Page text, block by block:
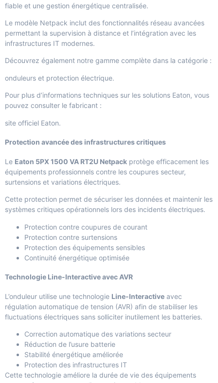
fiable et une gestion énergétique centralisée.
Le modèle Netpack inclut des fonctionnalités réseau avancées
permettant la supervision à distance et l’intégration avec les
infrastructures IT modernes.
Découvrez également notre gamme complète dans la catégorie :
onduleurs et protection électrique.
Pour plus d’informations techniques sur les solutions Eaton, vous
pouvez consulter le fabricant :
site officiel Eaton.
Protection avancée des infrastructures critiques
Le Eaton 5PX 1500 VA RT2U Netpack protège efficacement les
équipements professionnels contre les coupures secteur,
surtensions et variations électriques.
Cette protection permet de sécuriser les données et maintenir les
systèmes critiques opérationnels lors des incidents électriques.
Protection contre coupures de courant
Protection contre surtensions
Protection des équipements sensibles
Continuité énergétique optimisée
Technologie Line-Interactive avec AVR
L’onduleur utilise une technologie Line-Interactive avec
régulation automatique de tension (AVR) afin de stabiliser les
fluctuations électriques sans solliciter inutilement les batteries.
Correction automatique des variations secteur
Réduction de l’usure batterie
Stabilité énergétique améliorée
Protection des infrastructures IT
Cette technologie améliore la durée de vie des équipements